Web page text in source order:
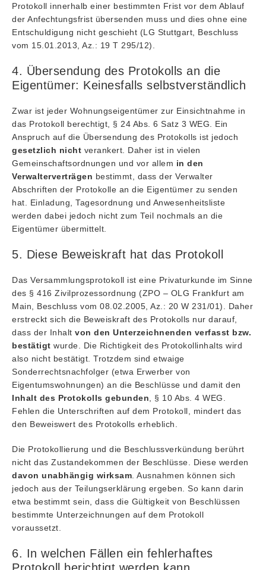
Protokoll innerhalb einer bestimmten Frist vor dem Ablauf
der Anfechtungsfrist übersenden muss und dies ohne eine
Entschuldigung nicht geschieht (LG Stuttgart, Beschluss
vom 15.01.2013, Az.: 19 T 295/12).
4. Übersendung des Protokolls an die
Eigentümer: Keinesfalls selbstverständlich
Zwar ist jeder Wohnungseigentümer zur Einsichtnahme in
das Protokoll berechtigt, § 24 Abs. 6 Satz 3 WEG. Ein
Anspruch auf die Übersendung des Protokolls ist jedoch
gesetzlich nicht verankert. Daher ist in vielen
Gemeinschaftsordnungen und vor allem in den
Verwalterverträgen bestimmt, dass der Verwalter
Abschriften der Protokolle an die Eigentümer zu senden
hat. Einladung, Tagesordnung und Anwesenheitsliste
werden dabei jedoch nicht zum Teil nochmals an die
Eigentümer übermittelt.
5. Diese Beweiskraft hat das Protokoll
Das Versammlungsprotokoll ist eine Privaturkunde im Sinne
des § 416 Zivilprozessordnung (ZPO – OLG Frankfurt am
Main, Beschluss vom 08.02.2005, Az.: 20 W 231/01). Daher
erstreckt sich die Beweiskraft des Protokolls nur darauf,
dass der Inhalt von den Unterzeichnenden verfasst bzw.
bestätigt wurde. Die Richtigkeit des Protokollinhalts wird
also nicht bestätigt. Trotzdem sind etwaige
Sonderrechtsnachfolger (etwa Erwerber von
Eigentumswohnungen) an die Beschlüsse und damit den
Inhalt des Protokolls gebunden , § 10 Abs. 4 WEG.
Fehlen die Unterschriften auf dem Protokoll, mindert das
den Beweiswert des Protokolls erheblich.
Die Protokollierung und die Beschlussverkündung berührt
nicht das Zustandekommen der Beschlüsse. Diese werden
davon unabhängig wirksam . Ausnahmen können sich
jedoch aus der Teilungserklärung ergeben. So kann darin
etwa bestimmt sein, dass die Gültigkeit von Beschlüssen
bestimmte Unterzeichnungen auf dem Protokoll
voraussetzt.
6. In welchen Fällen ein fehlerhaftes
Protokoll berichtigt werden kann